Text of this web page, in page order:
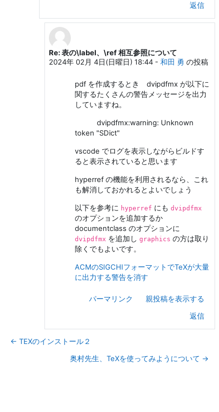
返信
和人 伊藤 への返信
Re: 表の\label、\ref 相互参照について
2024年 02月 4日(日曜日) 18:44- 和田 勇 の投稿
pdf を作成するとき dvipdfmx が以下に
関するたくさんの警告メッセージを出力
していますね。
dvipdfmx:warning: Unknown
token "SDict"
vscode でログを表示しながらビルドす
ると表示されていると思います
hyperref の機能を利用されるなら、これ
も解消しておかれるとよいでしょう
以下を参考に hyperref にも dvipdfmx
のオプションを追加するか
documentclass のオプションに
dvipdfmx を追加し graphics の方は取り
除くでもよいです。
ACMのSIGCHIフォーマットでTeXが大量
に出力する警告を消す
パーマリンク
親投稿を表示する
返信
← TEXのインストール２
奥村先生、TeXを使ってみようについて →